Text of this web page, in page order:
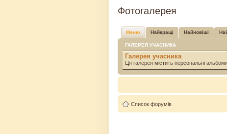
Фотогалерея
Меню Найкращі Найновіші
ГАЛЕРЕЯ УЧАСНИКА
Галерея учасника
Ця галерея містить персональні
Список форумів